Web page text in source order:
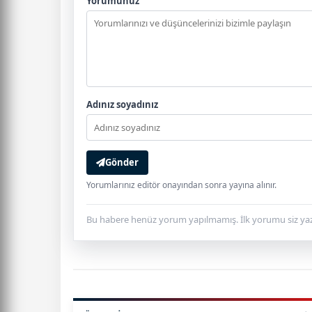
Adınız soyadınız
Gönder
Yorumlarınız editör onayından sonra yayına alınır.
Bu habere henüz yorum yapılmamış. İlk yorumu siz